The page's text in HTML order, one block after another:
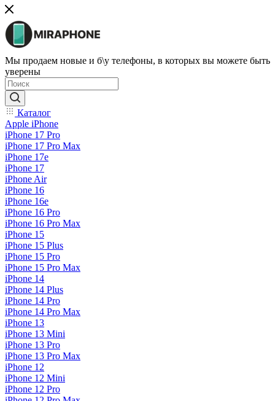
Мы продаем новые и б\у телефоны, в которых вы можете быть
уверены
Каталог
Apple iPhone
iPhone 17 Pro
iPhone 17 Pro Max
iPhone 17e
iPhone 17
iPhone Air
iPhone 16
iPhone 16e
iPhone 16 Pro
iPhone 16 Pro Max
iPhone 15
iPhone 15 Plus
iPhone 15 Pro
iPhone 15 Pro Max
iPhone 14
iPhone 14 Plus
iPhone 14 Pro
iPhone 14 Pro Max
iPhone 13
iPhone 13 Mini
iPhone 13 Pro
iPhone 13 Pro Max
iPhone 12
iPhone 12 Mini
iPhone 12 Pro